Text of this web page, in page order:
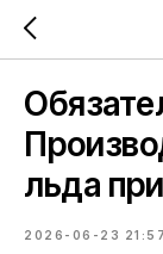
льда
2026-06-23 21:57